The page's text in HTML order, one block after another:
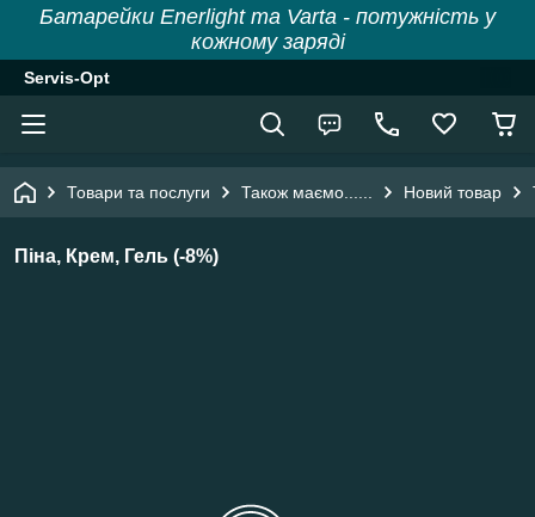
Батарейки Enerlight та Varta - потужність у
кожному заряді
Servis-Opt
Товари та послуги Також маємо...... Новий товар
Піна, Крем, Гель (-8%)